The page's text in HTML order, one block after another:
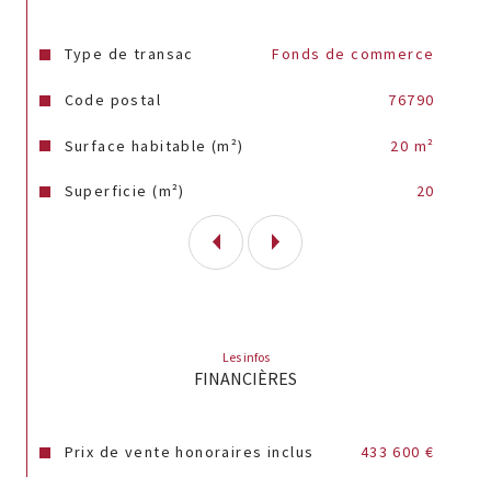
Caractéristiques Valeurs
Type de transac Fonds de commerce
Code postal 76790
Surface habitable (m²) 20 m²
Superficie (m²) 20
Les infos
FINANCIÈRES
Prix de vente honoraires inclus 433 600 €